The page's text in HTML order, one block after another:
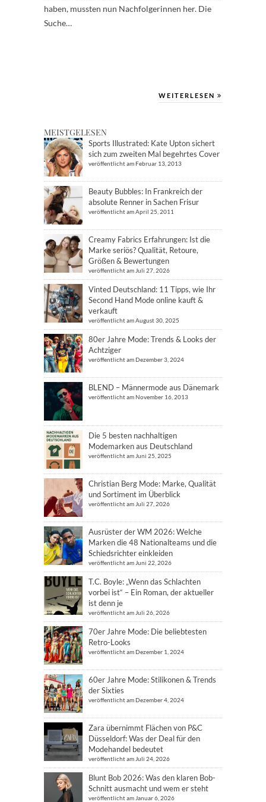
haben, mussten nun Nachfolgerinnen her. Die
Suche…
WEITERLESEN
MEISTGELESEN
Sports Illustrated: Kate Upton sichert
sich zum zweiten Mal begehrtes Cover
veröffentlicht am Februar 13, 2013
Beauty Bubbles: In Frankreich der
absolute Renner in Sachen Frisur
veröffentlicht am April 25, 2011
Creamy Fabrics Erfahrungen: Ist die
Marke seriös? Qualität, Retoure,
Größen & Bewertungen
veröffentlicht am Juli 27, 2026
Vinted Deutschland: 11 Tipps, wie Ihr
Second Hand Mode online kauft &
verkauft
veröffentlicht am August 30, 2025
80er Jahre Mode: Trends & Looks der
Achtziger
veröffentlicht am Dezember 3, 2024
BLEND – Männermode aus Dänemark
veröffentlicht am November 16, 2013
Die 5 besten nachhaltigen
Modemarken aus Deutschland
veröffentlicht am Juni 25, 2025
Christian Berg Mode: Marke, Qualität
und Sortiment im Überblick
veröffentlicht am Juli 27, 2026
Ausrüster der WM 2026: Welche
Marken die 48 Nationalteams und die
Schiedsrichter einkleiden
veröffentlicht am Juni 22, 2026
T.C. Boyle: „Wenn das Schlachten
vorbei ist“ – Ein Roman, der aktueller
ist denn je
veröffentlicht am Juli 26, 2026
70er Jahre Mode: Die beliebtesten
Retro-Looks
veröffentlicht am Dezember 1, 2024
60er Jahre Mode: Stilikonen & Trends
der Sixties
veröffentlicht am Dezember 4, 2024
Zara übernimmt Flächen von P&C
Düsseldorf: Was der Deal für den
Modehandel bedeutet
veröffentlicht am Juli 24, 2026
Blunt Bob 2026: Was den klaren Bob-
Schnitt ausmacht und wem er steht
veröffentlicht am Januar 6, 2026